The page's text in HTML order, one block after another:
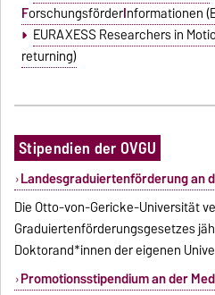
ForschungsförderInformationen
EURAXESS Researchers in
returning)
Stipendien der OVGU
Landesgraduiertenförderung an
Die Otto-von-Gericke-Universität
Graduiertenförderungsgesetzes
Doktorand*innen der eigenen
Promotionsstipendium an der